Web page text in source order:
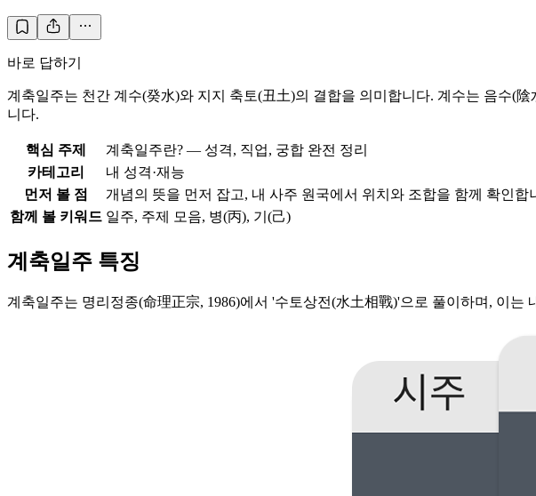
바로 답하기
계축일주는 천간 계수(癸水)와 지지 축토(丑土)의 결합을 의미합니다. 계수는 음수(
니다.
핵심 주제
계축일주란? — 성격, 직업, 궁합 완전 정리
카테고리
내 성격·재능
먼저 볼 점
개념의 뜻을 먼저 잡고, 내 사주 원국에서 위치와 조합을 함께 확인합
함께 볼 키워드 일주, 주제 모음, 병(丙), 기(己)
계축일주 특징
계축일주는 명리정종(命理正宗, 1986)에서 '수토상전(水土相戰)'으로 풀이하며, 이는